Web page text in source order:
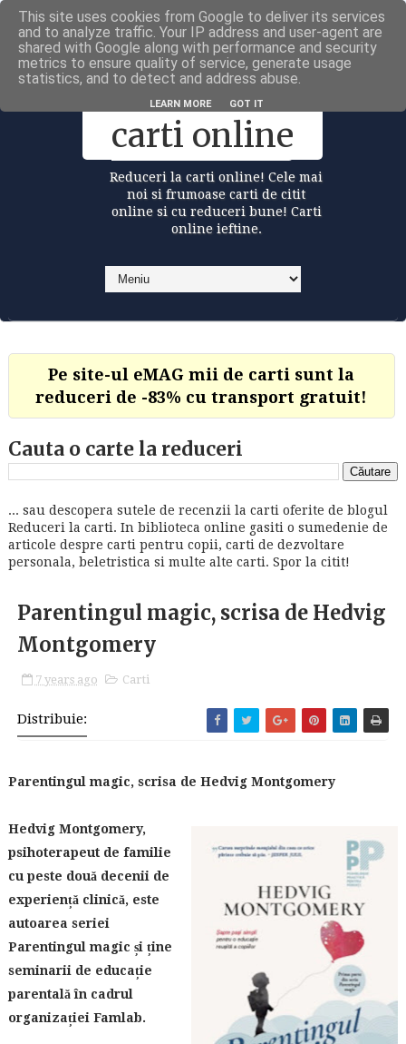
Carti la reduceri @Facebook
Reduceri la
carti online
Reduceri la carti online! Cele mai
noi si frumoase carti de citit
online si cu reduceri bune! Carti
online ieftine.
Pe site-ul eMAG mii de carti sunt la
reduceri de -83% cu transport gratuit!
Cauta o carte la reduceri
... sau descopera sutele de recenzii la carti oferite de blogul
Reduceri la carti. In biblioteca online gasiti o sumedenie de
articole despre carti pentru copii, carti de dezvoltare
personala, beletristica si multe alte carti. Spor la citit!
Parentingul magic, scrisa de Hedvig
Montgomery
7 years ago Carti
Distribuie:
Parentingul magic, scrisa de Hedvig Montgomery
Hedvig Montgomery,
psihoterapeut de familie
cu peste două decenii de
experiență clinică, este
autoarea seriei
Parentingul magic și ține
seminarii de educație
parentală în cadrul
organizației Famlab.
This site uses cookies from Google to deliver its services
and to analyze traffic. Your IP address and user-agent are
shared with Google along with performance and security
metrics to ensure quality of service, generate usage
statistics, and to detect and address abuse.
LEARN MORE GOT IT